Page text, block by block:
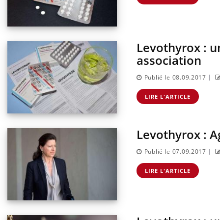
Levothyrox :
association
Publié le 08.09.2017 |
LIRE L'ARTICLE
Levothyrox :
Publié le 07.09.2017 |
LIRE L'ARTICLE